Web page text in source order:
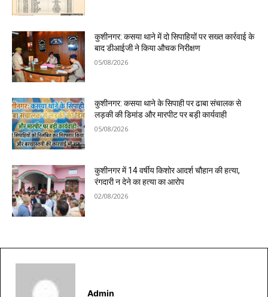
कुशीनगर: कसया थाने में दो सिपाहियों पर सख्त कार्रवाई के
बाद डीआईजी ने किया औचक निरीक्षण
05/08/2026
कुशीनगर: कसया थाने के सिपाही पर ढाबा संचालक से
लड़की की डिमांड और मारपीट पर बड़ी कार्यवाही
05/08/2026
कुशीनगर में 14 वर्षीय किशोर आदर्श चौहान की हत्या,
रंगदारी न देने का हत्या का आरोप
02/08/2026
Admin